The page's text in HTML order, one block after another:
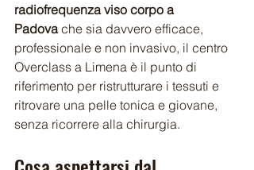
radiofrequenza viso corpo a
Padova che sia davvero efficace,
professionale e non invasivo, il centro
Overclass a Limena è il punto di
riferimento per ristrutturare i tessuti e
ritrovare una pelle tonica e giovane,
senza ricorrere alla chirurgia.